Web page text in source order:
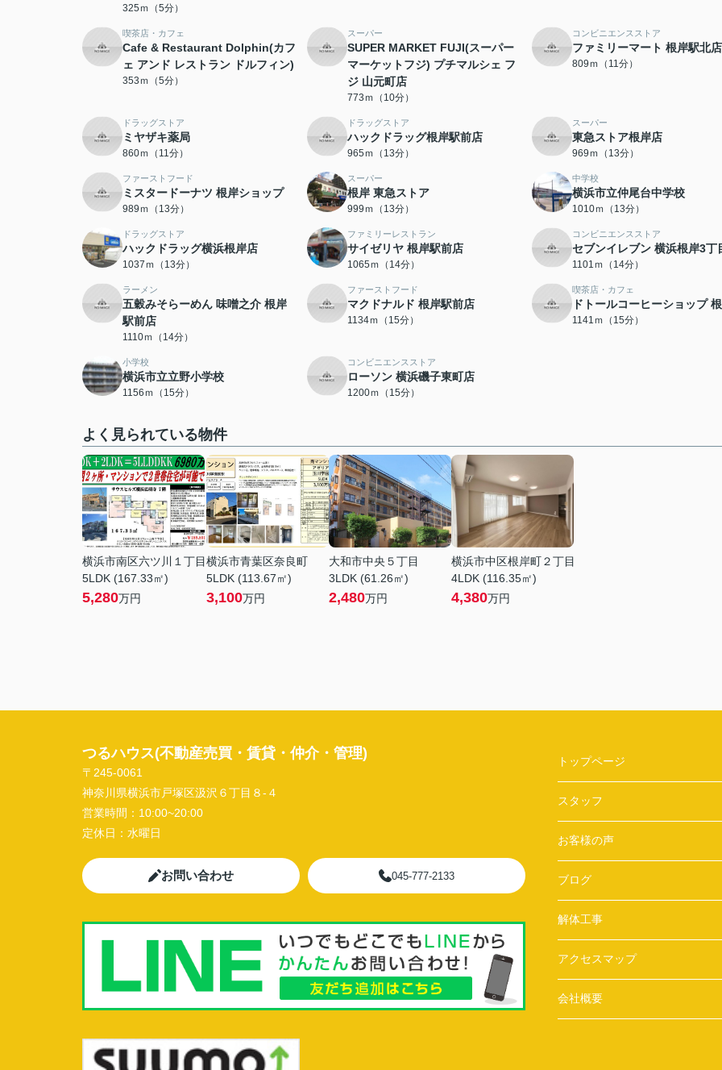
325ｍ（5分）
喫茶店・カフェ
Cafe & Restaurant Dolphin(カフ
ェ アンド レストラン ドルフィン)
353ｍ（5分）
スーパー
SUPER MARKET FUJI(スーパー
マーケットフジ) プチマルシェ フ
ジ 山元町店
773ｍ（10分）
コンビニエンスストア
ファミリーマート 根岸駅北店
809ｍ（11分）
ドラッグストア
ミヤザキ薬局
860ｍ（11分）
ドラッグストア
ハックドラッグ根岸駅前店
965ｍ（13分）
スーパー
東急ストア根岸店
969ｍ（13分）
ファーストフード
ミスタードーナツ 根岸ショップ
989ｍ（13分）
スーパー
根岸 東急ストア
999ｍ（13分）
中学校
横浜市立仲尾台中学校
1010ｍ（13分）
ドラッグストア
ハックドラッグ横浜根岸店
1037ｍ（13分）
ファミリーレストラン
サイゼリヤ 根岸駅前店
1065ｍ（14分）
コンビニエンスストア
セブンイレブン 横浜根岸3丁
1101ｍ（14分）
ラーメン
五穀みそらーめん 味噌之介 根岸
駅前店
1110ｍ（14分）
ファーストフード
マクドナルド 根岸駅前店
1134ｍ（15分）
喫茶店・カフェ
ドトールコーヒーショップ
1141ｍ（15分）
小学校
横浜市立立野小学校
1156ｍ（15分）
コンビニエンスストア
ローソン 横浜磯子東町店
1200ｍ（15分）
よく見られている物件
横浜市南区六ツ川１丁目
5LDK (167.33㎡)
5,280万円
横浜市青葉区奈良町
5LDK (113.67㎡)
3,100万円
大和市中央５丁目
3LDK (61.26㎡)
2,480万円
横浜市中区根岸町２丁目
4LDK (116.35㎡)
4,380万円
つるハウス(不動産売買・賃貸・仲介・管理)
〒245-0061
神奈川県横浜市戸塚区汲沢６丁目８-４
営業時間： 10:00~20:00
定休日： 水曜日
お問い合わせ 045-777-2133
トップページ
スタッフ
お客様の声
ブログ
解体工事
アクセスマップ
会社概要